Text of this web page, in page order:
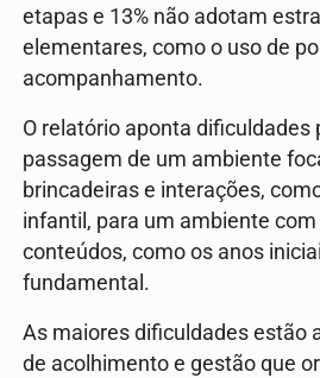
etapas e 13% não adotam
elementares, como o uso de
acompanhamento.
O relatório aponta dificuldades
passagem de um ambiente
brincadeiras e interações,
infantil, para um ambiente
conteúdos, como os anos
fundamental.
As maiores dificuldades estão
de acolhimento e gestão que